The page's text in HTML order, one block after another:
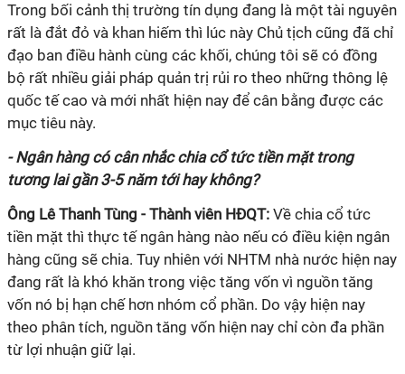
Trong bối cảnh thị trường tín dụng đang là một tài nguyên
rất là đắt đỏ và khan hiếm thì lúc này Chủ tịch cũng đã chỉ
đạo ban điều hành cùng các khối, chúng tôi sẽ có đồng
bộ rất nhiều giải pháp quản trị rủi ro theo những thông lệ
quốc tế cao và mới nhất hiện nay để cân bằng được các
mục tiêu này.
- Ngân hàng có cân nhắc chia cổ tức tiền mặt trong
tương lai gần 3-5 năm tới hay không?
Ông Lê Thanh Tùng - Thành viên HĐQT: Về chia cổ tức
tiền mặt thì thực tế ngân hàng nào nếu có điều kiện ngân
hàng cũng sẽ chia. Tuy nhiên với NHTM nhà nước hiện nay
đang rất là khó khăn trong việc tăng vốn vì nguồn tăng
vốn nó bị hạn chế hơn nhóm cổ phần. Do vậy hiện nay
theo phân tích, nguồn tăng vốn hiện nay chỉ còn đa phần
từ lợi nhuận giữ lại.